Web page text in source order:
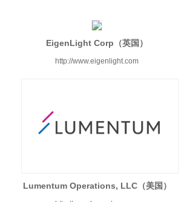
EigenLight Corp（英国）
http://www.eigenlight.com
Lumentum Operations, LLC（美国）